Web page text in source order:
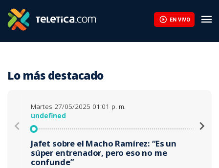
EN VIVO
Lo más destacado
Martes 27/05/2025 01:01 p. m.
undefined
Jafet sobre el Macho Ramírez: “Es un
súper entrenador, pero eso no me
confunde”